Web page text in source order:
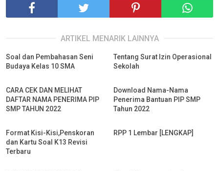
ARTIKEL MENARIK LAINNYA
Soal dan Pembahasan Seni
Budaya Kelas 10 SMA
Tentang Surat Izin Operasional
Sekolah
CARA CEK DAN MELIHAT
DAFTAR NAMA PENERIMA PIP
SMP TAHUN 2022
Download Nama-Nama
Penerima Bantuan PIP SMP
Tahun 2022
Format Kisi-Kisi,Penskoran
dan Kartu Soal K13 Revisi
Terbaru
RPP 1 Lembar [LENGKAP]